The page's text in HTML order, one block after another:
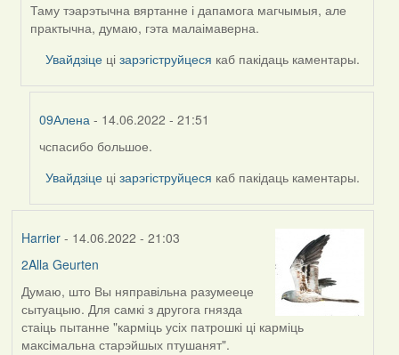
Таму тэарэтычна вяртанне і дапамога магчымыя, але
практычна, думаю, гэта малаімаверна.
Увайдзіце цізарэгіструйцеся каб пакідаць каментары.
09Алена - 14.06.2022 - 21:51
In
reply
by
чспасибо большое.
Увайдзіце цізарэгіструйцеся каб пакідаць каментары.
Harrier- 14.06.2022 - 21:03
2Alla Geurten
Думаю, што Вы няправільна разумееце
сытуацыю. Для самкі з другога гнязда
стаіць пытанне "карміць усіх патрошкі ці карміць
максімальна старэйшых птушанят".